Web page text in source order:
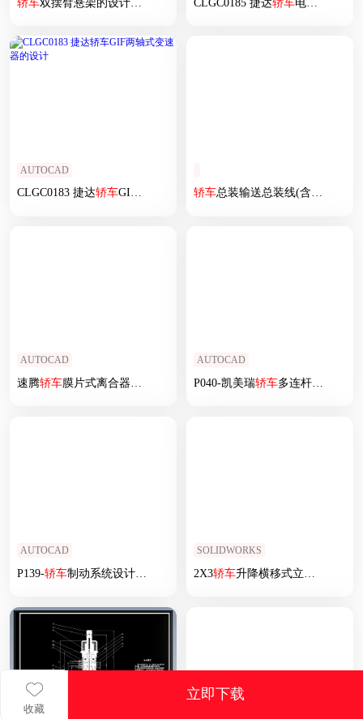
收藏
立即下载
AUTOCAD
CLGC0183 捷达轿车GIF两轴式变速器的设计 轿车总装输送总装线(含倍速链 移栽机 卸料机等)
AUTOCAD
速腾轿车膜片式离合器设计 CAD+说明书
AUTOCAD
P040-凯美瑞轿车多连杆式独立后悬架设计
AUTOCAD
P139-轿车制动系统设计【前盘后鼓】+开题+文献综述
SOLIDWORKS
2X3轿车升降横移式立体车库模型设计